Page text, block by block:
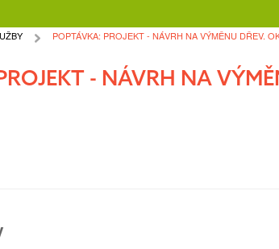
POPTÁVKA: PROJEKT - NÁVRH NA VÝMĚNU DŘEV.
- NÁVRH NA